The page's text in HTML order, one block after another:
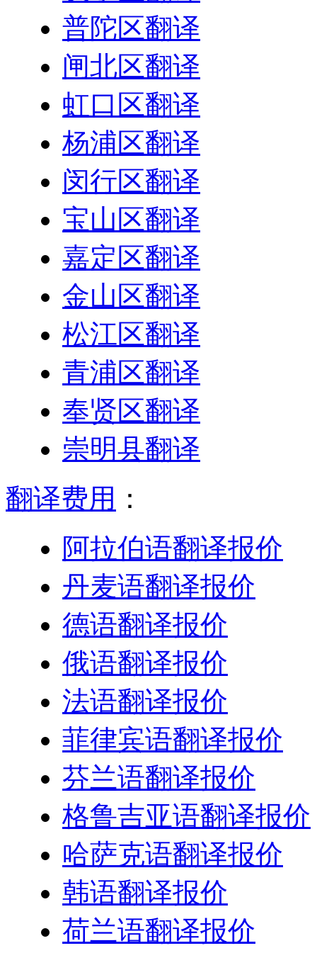
普陀区翻译
闸北区翻译
虹口区翻译
杨浦区翻译
闵行区翻译
宝山区翻译
嘉定区翻译
金山区翻译
松江区翻译
青浦区翻译
奉贤区翻译
崇明县翻译
翻译费用 ：
阿拉伯语翻译报价
丹麦语翻译报价
德语翻译报价
俄语翻译报价
法语翻译报价
菲律宾语翻译报价
芬兰语翻译报价
格鲁吉亚语翻译报价
哈萨克语翻译报价
韩语翻译报价
荷兰语翻译报价